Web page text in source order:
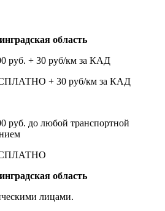
область
руб. + 30 руб/км за КАД
+ 30 руб/км за КАД
руб. до любой транспортной
область
лицами.